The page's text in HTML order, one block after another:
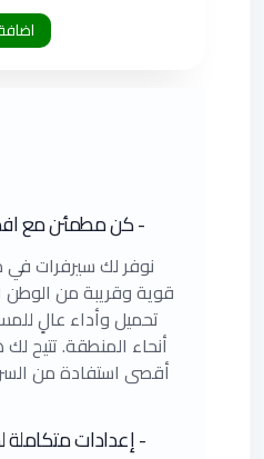
- كن مطمئن مع
نوفر لك سيرفرات في
قوية وقريبة من
تحميل وأداء عالٍ
أنحاء المنطقة. تتيح
أقصى استفادة من
- إعدادات